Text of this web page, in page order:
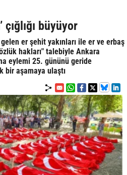
çığlığı büyüyor
er şehit yakınları ile er ve erbaş
hakları" talebiyle Ankara
eylemi 25. gününü geride
bir aşamaya ulaştı